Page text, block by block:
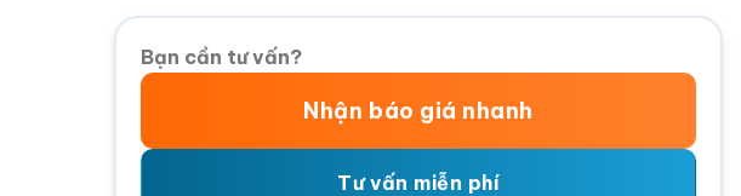
Bạn cần tư vấn?
Nhận báo giá nhanh
Tư vấn miễn phí